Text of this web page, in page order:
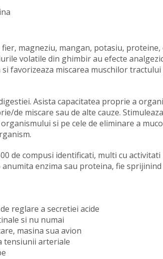
magneziu, mangan, potasiu,
volatile din ghimbir au efecte
si favorizeaza miscarea muschilor
Asista capacitatea proprie a
de miscare sau de alte cauze.
si pe cele de eliminare a
de compusi identificati, multi cu
enzima sau proteina, fie
reglare a secretiei acide
si nu numai
masina sua avion
tensiunii arteriale